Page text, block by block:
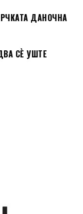
ДАНОЧНА
СÈ УШТЕ